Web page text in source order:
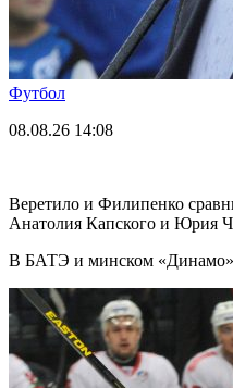
Футбол
08.08.26 14:08
Веретило и Филипенко
Анатолия Капского и Юрия
В БАТЭ и минском